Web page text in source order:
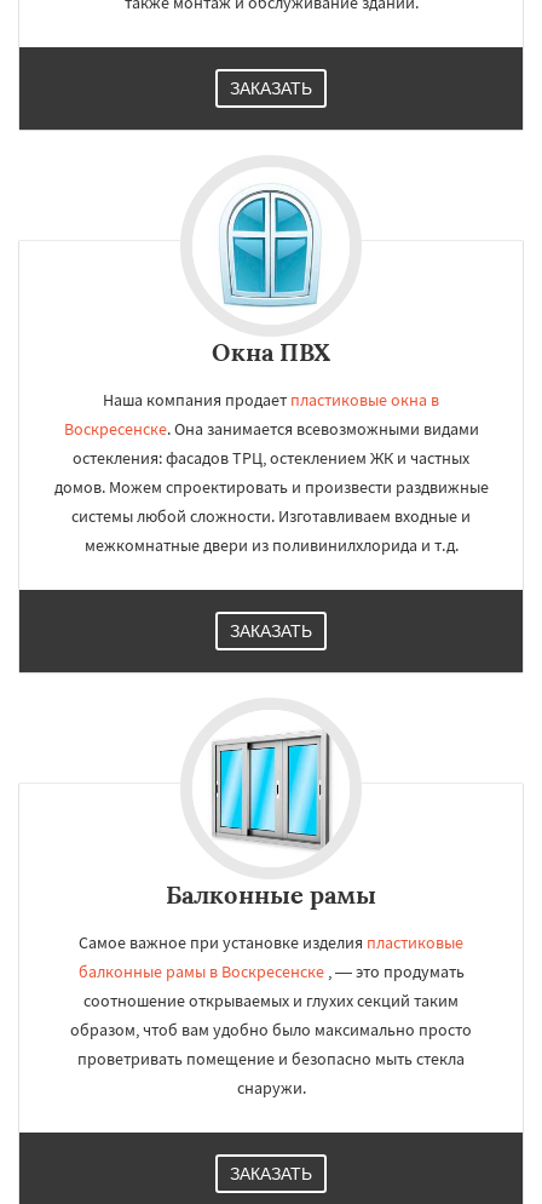
ЗАКАЗАТЬ
Окна ПВХ
Наша компания продает пластиковые окна в
Воскресенске. Она занимается всевозможными видами
остекления: фасадов ТРЦ, остеклением ЖК и частных
домов. Можем спроектировать и произвести раздвижные
системы любой сложности. Изготавливаем входные и
межкомнатные двери из поливинилхлорида и т.д.
ЗАКАЗАТЬ
Балконные рамы
Самое важное при установке изделия пластиковые
балконные рамы в Воскресенске, — это продумать
соотношение открываемых и глухих секций таким
образом, чтоб вам удобно было максимально просто
проветривать помещение и безопасно мыть стекла
снаружи.
ЗАКАЗАТЬ